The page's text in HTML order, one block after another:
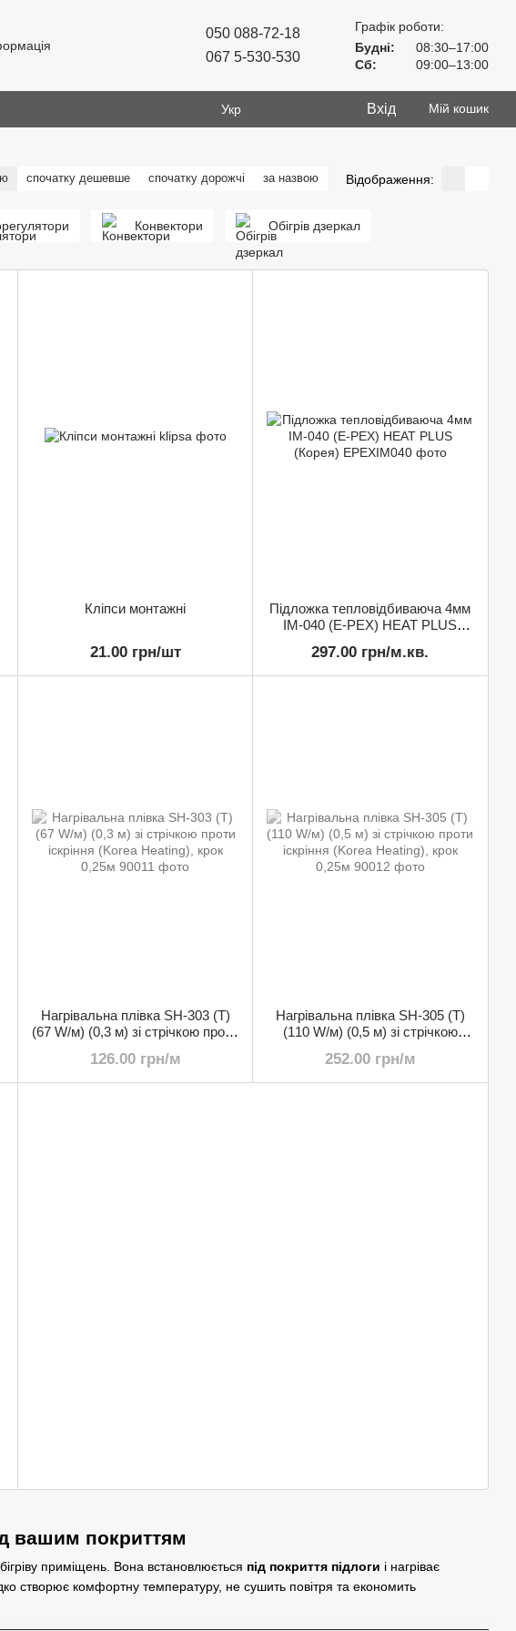
050 088-72-18
067 5-530-530
Графік роботи:
Будні:
08:30–17:00
Сб:
09:00–13:00
Укр Вхід Мій кошик
спочатку дешевше спочатку дорожчі за назвою Відображення:
Конвектори Обігрів дзеркал
вашим покриттям
приміщень. Вона встановлюється під покриття підлоги і нагріває
створює комфортну температуру, не сушить повітря та економить
Кліпси монтажні
21.00 грн/шт
Підложка тепловідбиваюча 4мм
IM-040 (E-PEX) HEAT PLUS
297.00 грн/м.кв.
Нагрівальна плівка SH-303 (T)
(67 W/м) (0,3 м) зі стрічкою проти
0,25м
126.00 грн/м
Нагрівальна плівка SH-305 (T)
(110 W/м) (0,5 м) зі стрічкою
крок 0,25м
252.00 грн/м